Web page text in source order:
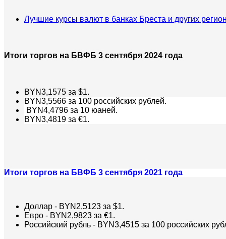
Лучшие курсы валют в банках Бреста и других
Итоги торгов на БВФБ 3 сентября 2024 года
BYN3,1575 за $1.
BYN3,5566 за 100 российских рублей.
BYN4,4796 за 10 юаней.
BYN3,4819 за €1.
Итоги торгов на БВФБ 3 сентября 2021 года
Доллар - BYN2,5123 за $1.
Евро - BYN2,9823 за €1.
Российский рубль - BYN3,4515 за 100 российских